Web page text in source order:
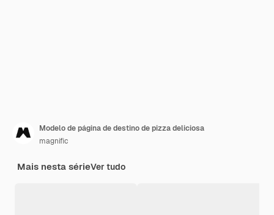
Modelo de página de destino de pizza deliciosa
magnific
Mais nesta sérieVer tudo